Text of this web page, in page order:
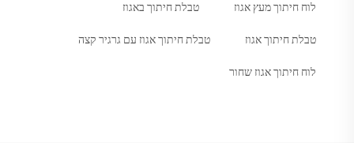
לוח חיתוך מעץ אגוז טבלת חיתוך באגוז
טבלת חיתוך אגוז טבלת חיתוך אגוז עם גרגיר קצה
לוח חיתוך אגוז שחור